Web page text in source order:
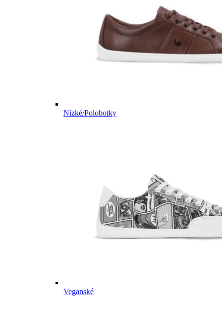
Nízké/Polobotky
Veganské